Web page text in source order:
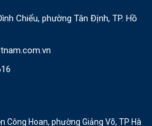
Chiểu, phường Tân Định, TP. Hồ
Công Hoan, phường Giảng Võ, TP Hà